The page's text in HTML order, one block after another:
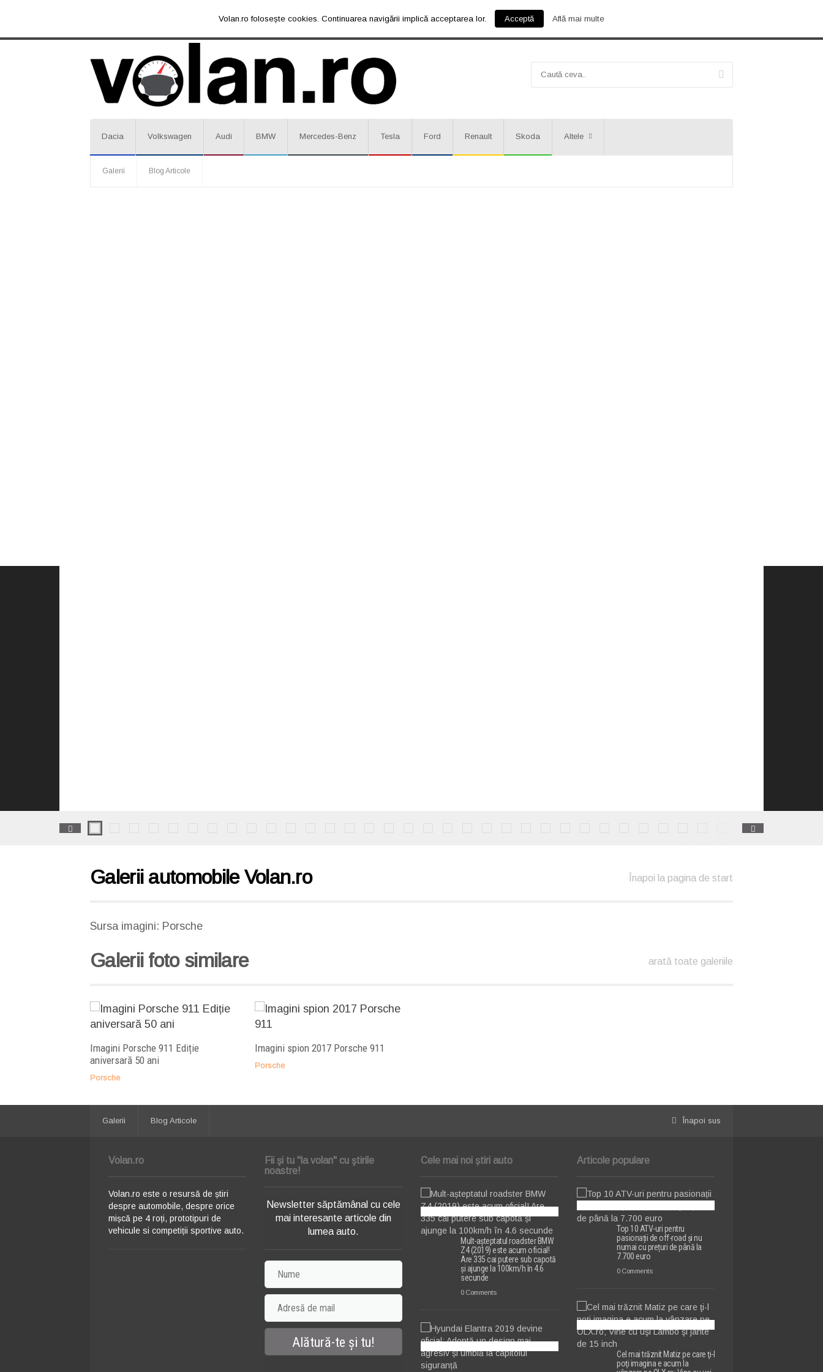
Dacia Volkswagen Audi BMW Mercedes-Benz Tesla Ford Renault Skoda Altele
Galerii Blog Articole
Înapoi la pagina de start
Galerii automobile Volan.ro
Sursa imagini: Porsche
arată toate galeriile
Galerii foto similare
Imagini Porsche 911 Ediție
aniversară 50 ani
Porsche
Arată această galerie
Imagini spion 2017 Porsche 911
Porsche
Înapoi sus
Galerii Blog Articole
Volan.ro
Volan.ro este o resursă de știri
despre automobile, despre orice
mișcă pe 4 roți, prototipuri de
vehicule si competiții sportive auto.
Fii şi tu "la volan" cu ştirile
noastre!
Newsletter săptămânal cu cele
mai interesante articole din
lumea auto.
Cele mai noi știri auto
Mult-așteptatul roadster BMW
Z4 (2019) este acum oficial!
Are 335 cai putere sub capotă
și ajunge la 100km/h în 4.6
secunde
0 Comments
Articole populare
Top 10 ATV-uri pentru
pasionații de off-road și nu
numai cu prețuri de până la
7.700 euro
0 Comments
Cel mai trăznit Matiz pe care ţi-l
poţi imagina e acum la
Volan.ro folosește cookies. Continuarea navigării implică acceptarea lor. Acceptă Află mai multe